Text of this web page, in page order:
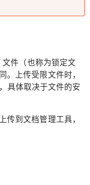
件（也称为锁定文
。上传受限文件时，
具体取决于文件的安
传到文档管理工具，